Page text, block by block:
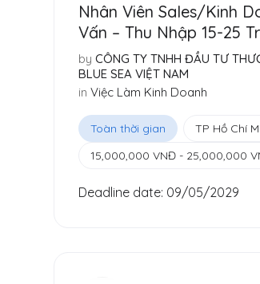
Nhân Viên Sales/Kinh
Vấn – Thu Nhập 15-25
by CÔNG TY TNHH ĐẦU TƯ
BLUE SEA VIỆT NAM
in Việc Làm Kinh Doanh
Toàn thời gian
TP Hồ Chí
15,000,000 VNĐ - 25,000,000
Deadline date: 09/05/2029